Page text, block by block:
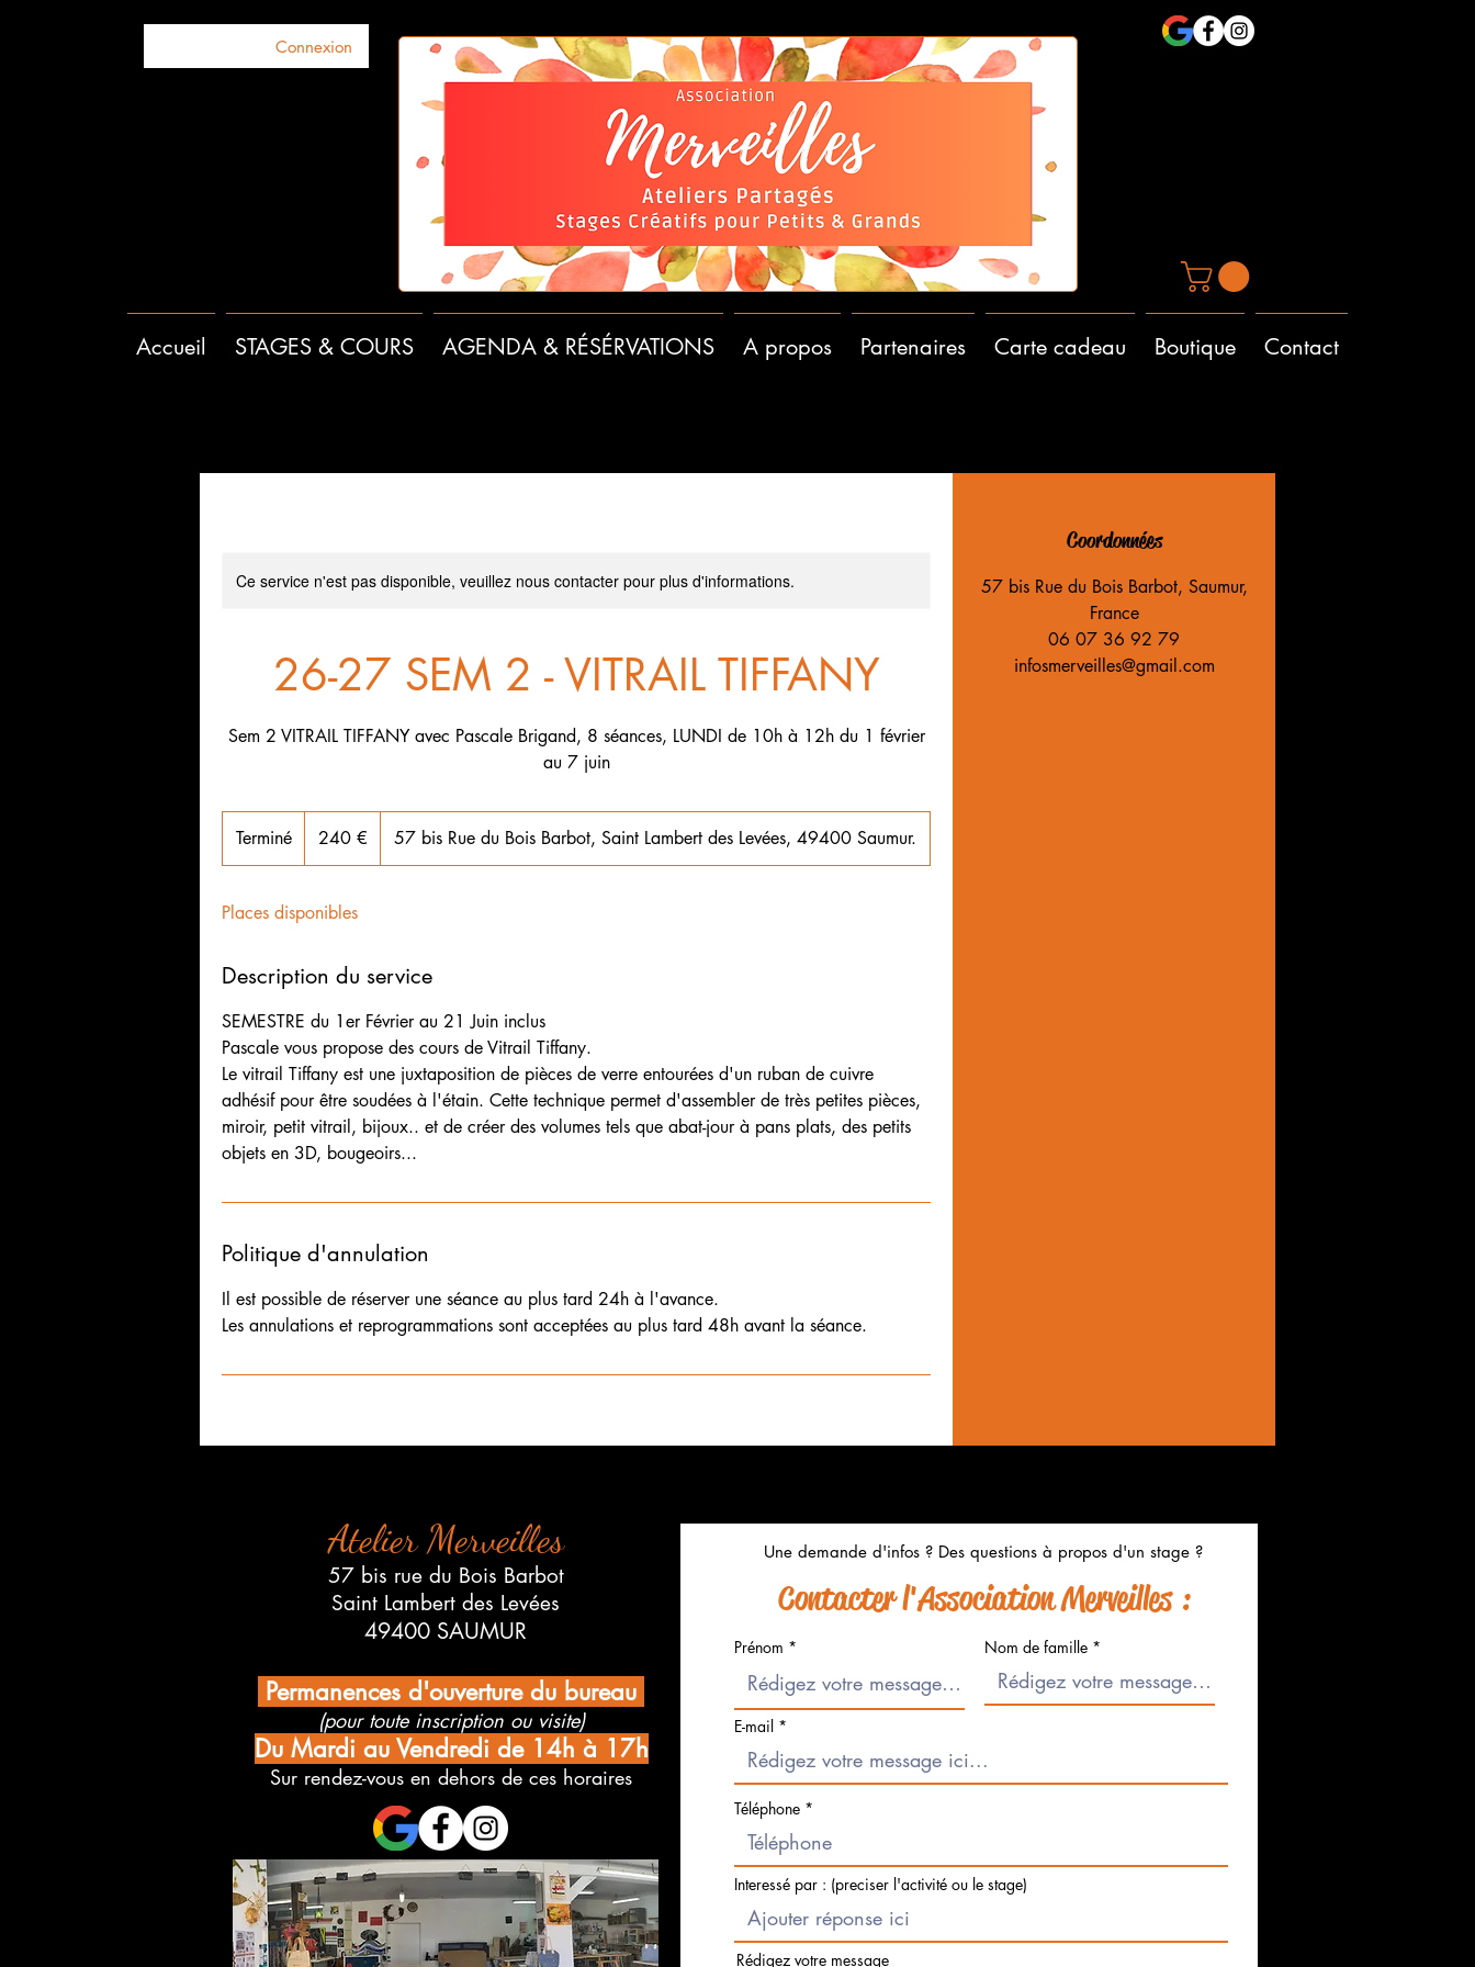
Connexion
Accueil STAGES & COURS AGENDA & RÉSÉRVATIONS A propos Partenaires Carte cadeau Boutique Contact
Ce service n'est pas disponible, veuillez nous contacter pour plus d'informations.
26-27 SEM 2 - VITRAIL TIFFANY
Sem 2 VITRAIL TIFFANY avec Pascale Brigand, 8 séances, LUNDI de 10h à 12h du 1 février
au 7 juin
Terminé
e
m
n
euros240 € 57 bis Rue du Bois Barbot, Saint Lambert des Levées, 49400 Saumur.
Places disponibles
Description du service
SEMESTRE du 1er Février au 21 Juin inclus
Pascale vous propose des cours de Vitrail Tiffany.
Le vitrail Tiffany est une juxtaposition de pièces de verre entourées d'un ruban de cuivre
adhésif pour être soudées à l'étain. Cette technique permet d'assembler de très petites pièces,
miroir, petit vitrail, bijoux.. et de créer des volumes tels que abat-jour à pans plats, des petits
objets en 3D, bougeoirs...
Politique d'annulation
Il est possible de réserver une séance au plus tard 24h à l'avance.
Coordonnées
57 bis Rue du Bois Barbot, Saumur,
France
06 07 36 92 79
infosmerveilles@gmail.com
Atelier Merveilles
57 bis rue du Bois Barbot
Saint Lambert des Levées
49400 SAUMUR
Permanences d'ouverture du bureau
(pour toute inscription ou visite)
Du Mardi au Vendredi de 14h à 17h
Sur rendez-vous en dehors de ces horaires
Une demande d'infos ? Des questions à propos d'un stage ?
Contacter l'Association Merveilles :
Prénom Nom de famille
E-mail
Téléphone
Interessé par : (preciser l'activité ou le stage)
Rédigez votre message